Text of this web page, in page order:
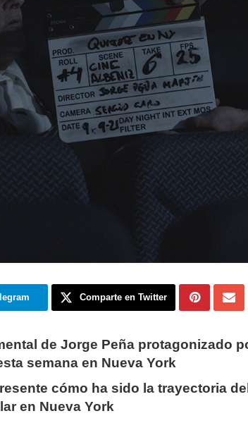
Comparte en Twitter
de Jorge Peña protagonizado
semana en Nueva York
cómo ha sido la trayectoria
en Nueva York